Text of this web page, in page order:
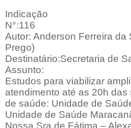
Indicação
N°:116
Autor: Anderson Ferreira da
Prego)
Destinatário:Secretaria de
Assunto:
Estudos para viabilizar
atendimento até as 20h
de saúde: Unidade de
Unidade de Saúde
Nossa Sra de Fátima –